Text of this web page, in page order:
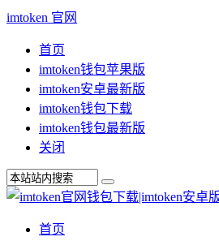
imtoken 官网
首页
imtoken钱包苹果版
imtoken安卓最新版
imtoken钱包下载
imtoken钱包最新版
关闭
首页